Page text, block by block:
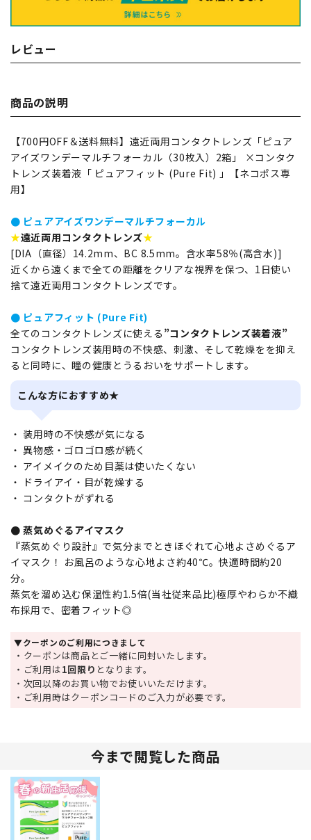
レビュー
商品の説明
【700円OFF＆送料無料】遠近両用コンタクトレンズ「ピュア
アイズワンデーマルチフォーカル（30枚入）2箱」 ×コンタク
トレンズ装着液「 ピュアフィット (Pure Fit) 」【ネコポス専
用】
● ピュアアイズワンデーマルチフォーカル
★遠近両用コンタクトレンズ★
[DIA（直径）14.2mm、BC 8.5mm。含水率58％(高含水)]
近くから遠くまで全ての距離をクリアな視界を保つ、1日使い
捨て遠近両用コンタクトレンズです。
● ピュアフィット (Pure Fit)
全てのコンタクトレンズに使える ”コンタクトレンズ装着液”
コンタクトレンズ装用時の不快感、刺激、そして乾燥をを抑え
ると同時に、瞳の健康とうるおいをサポートします。
こんな方におすすめ★
・ 装用時の不快感が気になる
・ 異物感・ゴロゴロ感が続く
・ アイメイクのため目薬は使いたくない
・ ドライアイ・目が乾燥する
・ コンタクトがずれる
● 蒸気めぐるアイマスク
『蒸気めぐり設計』で気分までときほぐれて心地よさめぐるア
イマスク！ お風呂のような心地よさ約40℃。快適時間約20
分。
蒸気を溜め込む保温性約1.5倍(当社従来品比)極厚やわらか不織
布採用で、密着フィット◎
▼クーポンのご利用につきまして
・クーポンは商品とご一緒に同封いたします。
・ご利用は1回限り となります。
・次回以降のお買い物でお使いいただけます。
・ご利用時はクーポンコードのご入力が必要です。
今まで閲覧した商品